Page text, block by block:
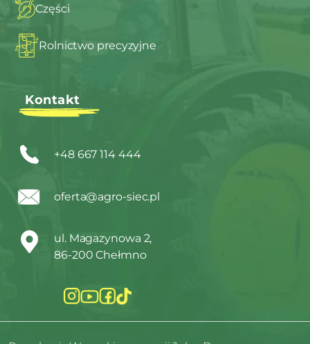
Części
Rolnictwo precyzyjne
Kontakt
+48 667 114 444
oferta@agro-siec.pl
ul. Magazynowa 2,
86-200 Chełmno